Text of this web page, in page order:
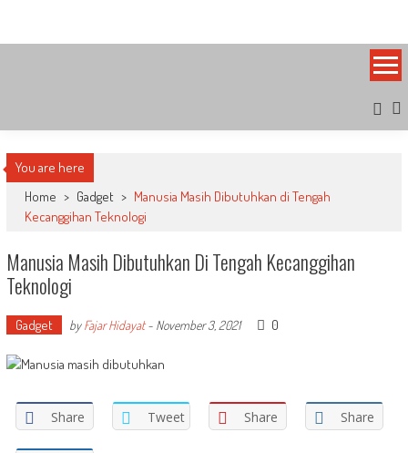
content
You are here
Home > Gadget > Manusia Masih Dibutuhkan di Tengah
Kecanggihan Teknologi
Manusia Masih Dibutuhkan Di Tengah Kecanggihan
Teknologi
Gadget byFajar Hidayat- November 3, 2021 0
Share Tweet Share Share